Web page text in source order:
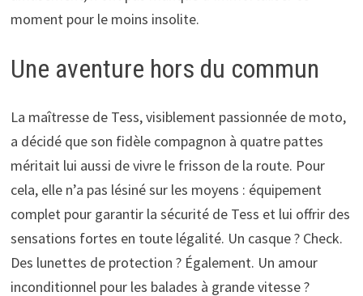
moment pour le moins insolite.
Une aventure hors du commun
La maîtresse de Tess, visiblement passionnée de moto,
a décidé que son fidèle compagnon à quatre pattes
méritait lui aussi de vivre le frisson de la route. Pour
cela, elle n’a pas lésiné sur les moyens : équipement
complet pour garantir la sécurité de Tess et lui offrir des
sensations fortes en toute légalité. Un casque ? Check.
Des lunettes de protection ? Également. Un amour
inconditionnel pour les balades à grande vitesse ?